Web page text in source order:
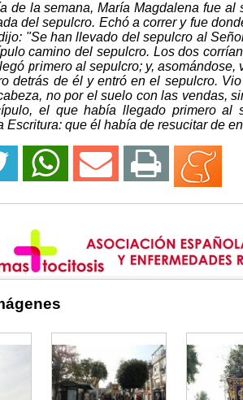
de la semana, María Magdalena fue
del sepulcro. Echó a correr y fue
"Se han llevado del sepulcro al
camino del sepulcro. Los dos
primero al sepulcro; y,
detrás de él y entró en el sepulcro.
no por el suelo con las vendas,
el que había llegado primero al
Escritura: que él había de resucitar de